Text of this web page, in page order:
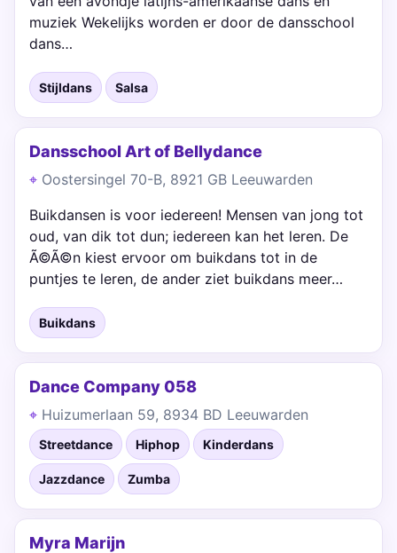
muziek Wekelijks worden er door de dansschool
dans…
Stijldans Salsa
Dansschool Art of Bellydance
Oostersingel 70-B, 8921 GB Leeuwarden
Buikdansen is voor iedereen! Mensen van jong tot
oud, van dik tot dun; iedereen kan het leren. De
Ã©Ã©n kiest ervoor om buikdans tot in de
puntjes te leren, de ander ziet buikdans meer…
Buikdans
Dance Company 058
Huizumerlaan 59, 8934 BD Leeuwarden
Streetdance Hiphop Kinderdans
Jazzdance Zumba
Myra Marijn